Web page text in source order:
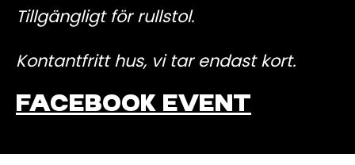
Tillgängligt för rullstol.
Kontantfritt hus, vi tar endast kort.
FACEBOOK EVENT